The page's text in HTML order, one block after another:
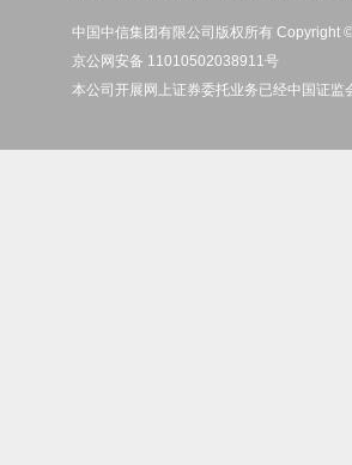
中国中信集团有限公司版权所有 Copyright
京公网安备 11010502038911号
本公司开展网上证券委托业务已经中国证